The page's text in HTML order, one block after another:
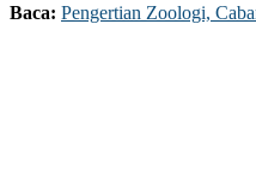
Baca: Pengertian Zoologi,